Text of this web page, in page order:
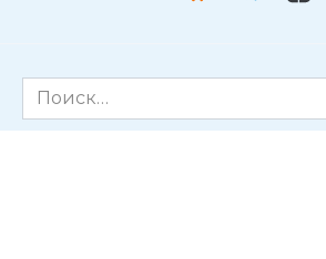
Search
for: